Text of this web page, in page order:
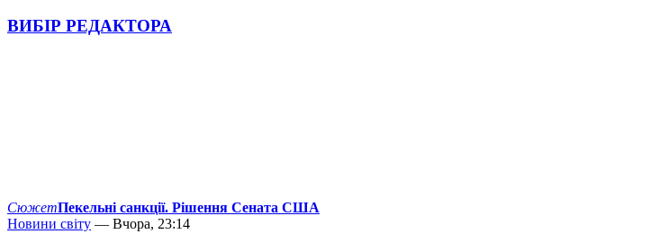
ВИБІР РЕДАКТОРА
СюжетПекельні санкції. Рішення Сената США
Новини світу — Вчора, 23:14